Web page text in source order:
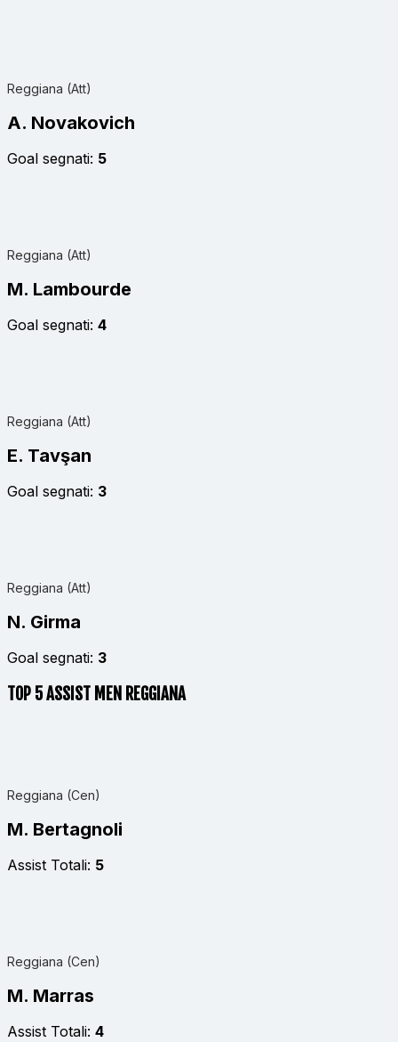
Reggiana (Att)
A. Novakovich
Goal segnati: 5
Reggiana (Att)
M. Lambourde
Goal segnati: 4
Reggiana (Att)
E. Tavşan
Goal segnati: 3
Reggiana (Att)
N. Girma
Goal segnati: 3
TOP 5 ASSIST MEN REGGIANA
Reggiana (Cen)
M. Bertagnoli
Assist Totali: 5
Reggiana (Cen)
M. Marras
Assist Totali: 4